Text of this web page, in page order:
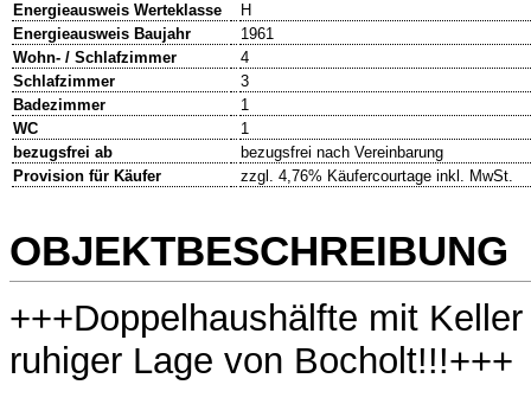
Energieausweis Werteklasse
H
Energieausweis Baujahr
1961
Wohn- / Schlafzimmer
4
Schlafzimmer
3
Badezimmer
1
WC
1
bezugsfrei ab
bezugsfrei nach Vereinbarung
Provision für Käufer
zzgl. 4,76% Käufercourtage inkl. MwSt.
OBJEKTBESCHREIBUNG
+++Doppelhaushälfte mit
ruhiger Lage von Bocholt!!!+++